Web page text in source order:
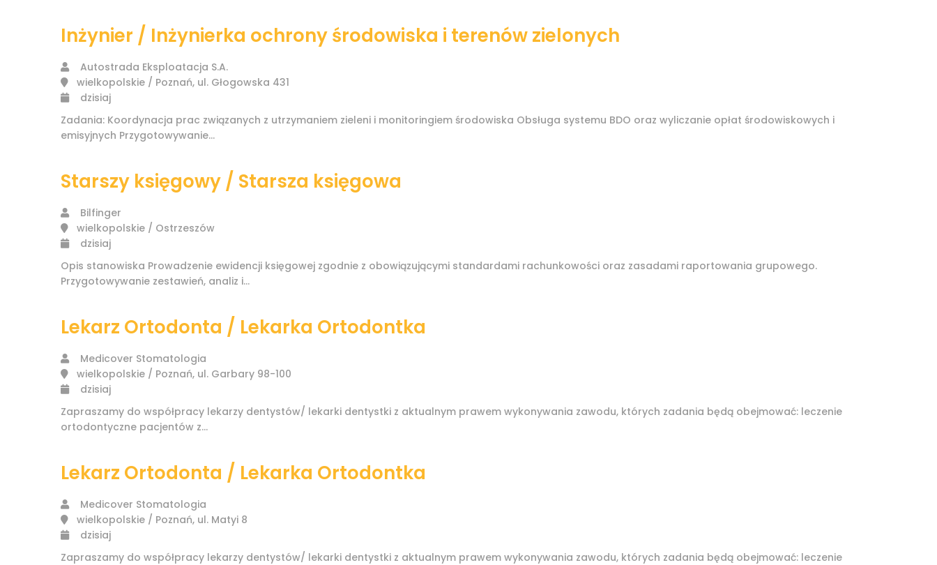
Inżynier / Inżynierka ochrony środowiska i terenów zielonych
Autostrada Eksploatacja S.A.
wielkopolskie / Poznań, ul. Głogowska 431
dzisiaj
Zadania: Koordynacja prac związanych z utrzymaniem zieleni i monitoringiem środowiska Obsługa systemu BDO oraz wyliczanie opłat środowiskowych i
emisyjnych Przygotowywanie...
Starszy księgowy / Starsza księgowa
Bilfinger
wielkopolskie / Ostrzeszów
dzisiaj
Opis stanowiska Prowadzenie ewidencji księgowej zgodnie z obowiązującymi standardami rachunkowości oraz zasadami raportowania grupowego.
Przygotowywanie zestawień, analiz i...
Lekarz Ortodonta / Lekarka Ortodontka
Medicover Stomatologia
wielkopolskie / Poznań, ul. Garbary 98-100
dzisiaj
Zapraszamy do współpracy lekarzy dentystów/ lekarki dentystki z aktualnym prawem wykonywania zawodu, których zadania będą obejmować: leczenie
ortodontyczne pacjentów z...
Lekarz Ortodonta / Lekarka Ortodontka
Medicover Stomatologia
wielkopolskie / Poznań, ul. Matyi 8
dzisiaj
Zapraszamy do współpracy lekarzy dentystów/ lekarki dentystki z aktualnym prawem wykonywania zawodu, których zadania będą obejmować: leczenie